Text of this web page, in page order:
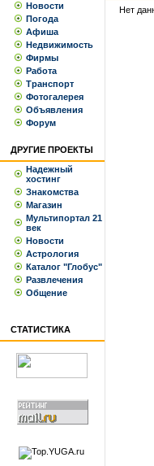
Новости
Погода
Афиша
Недвижимость
Фирмы
Работа
Транспорт
Фотогалерея
Объявления
Форум
ДРУГИЕ ПРОЕКТЫ
Надежный
хостинг
Знакомства
Магазин
Мультипортал 21
век
Новости
Астрология
Каталог "Глобус"
Развлечения
Общение
СТАТИСТИКА
Нет